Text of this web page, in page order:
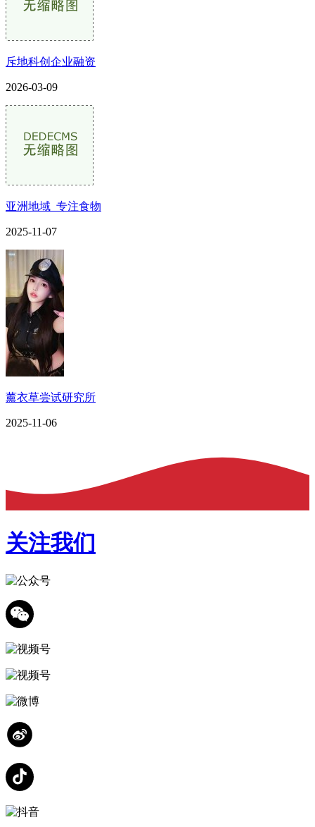
斥地科创企业融资
2026-03-09
亚洲地域_专注食物
2025-11-07
薰衣草尝试研究所
2025-11-06
关注我们